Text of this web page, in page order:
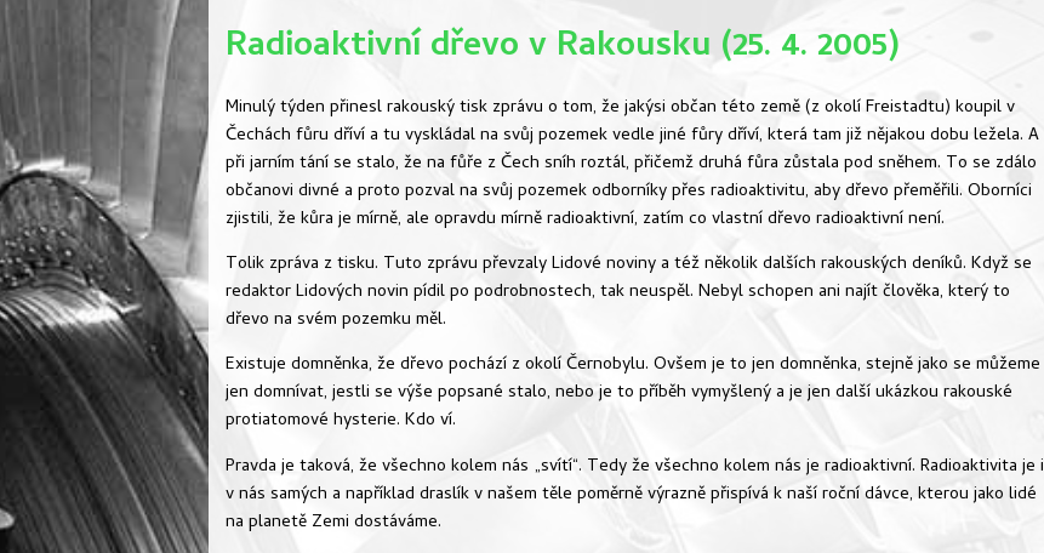
Radioaktivní dřevo v Rakousku (25. 4. 2005)
Minulý týden přinesl rakouský tisk zprávu o tom, že jakýsi občan této země (z okolí Freistadtu) koupil v
Čechách fůru dříví a tu vyskládal na svůj pozemek vedle jiné fůry dříví, která tam již nějakou dobu ležela. A
při jarním tání se stalo, že na fůře z Čech sníh roztál, přičemž druhá fůra zůstala pod sněhem. To se zdálo
občanovi divné a proto pozval na svůj pozemek odborníky přes radioaktivitu, aby dřevo přeměřili. Oborníci
zjistili, že kůra je mírně, ale opravdu mírně radioaktivní, zatím co vlastní dřevo radioaktivní není.
Tolik zpráva z tisku. Tuto zprávu převzaly Lidové noviny a též několik dalších rakouských deníků. Když se
redaktor Lidových novin pídil po podrobnostech, tak neuspěl. Nebyl schopen ani najít člověka, který to
dřevo na svém pozemku měl.
Existuje domněnka, že dřevo pochází z okolí Černobylu. Ovšem je to jen domněnka, stejně jako se můžeme
jen domnívat, jestli se výše popsané stalo, nebo je to příběh vymyšlený a je jen další ukázkou rakouské
protiatomové hysterie. Kdo ví.
Pravda je taková, že všechno kolem nás „svítí“. Tedy že všechno kolem nás je radioaktivní. Radioaktivita je i
v nás samých a například draslík v našem těle poměrně výrazně přispívá k naší roční dávce, kterou jako lidé
na planetě Zemi dostáváme.